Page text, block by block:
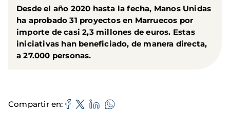
Desde el año 2020 hasta la fecha, Manos Unidas
ha aprobado 31 proyectos en Marruecos por
importe de casi 2,3 millones de euros. Estas
iniciativas han beneficiado, de manera directa,
a 27.000 personas.
Compartir en